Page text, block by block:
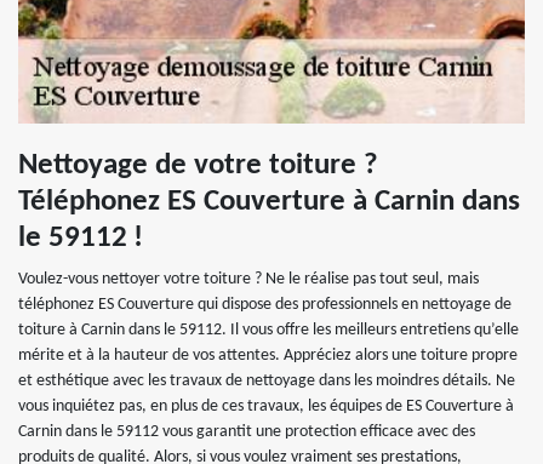
Nettoyage de votre toiture ?
Téléphonez ES Couverture à Carnin dans
le 59112 !
Voulez-vous nettoyer votre toiture ? Ne le réalise pas tout seul, mais
téléphonez ES Couverture qui dispose des professionnels en nettoyage de
toiture à Carnin dans le 59112. Il vous offre les meilleurs entretiens qu’elle
mérite et à la hauteur de vos attentes. Appréciez alors une toiture propre
et esthétique avec les travaux de nettoyage dans les moindres détails. Ne
vous inquiétez pas, en plus de ces travaux, les équipes de ES Couverture à
Carnin dans le 59112 vous garantit une protection efficace avec des
produits de qualité. Alors, si vous voulez vraiment ses prestations,